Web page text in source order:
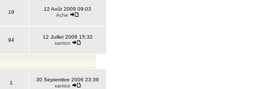
19
12 Août 2009 09:03
Ache
94
12 Juillet 2009 15:32
xantox
1
30 Septembre 2006 23:39
xantox